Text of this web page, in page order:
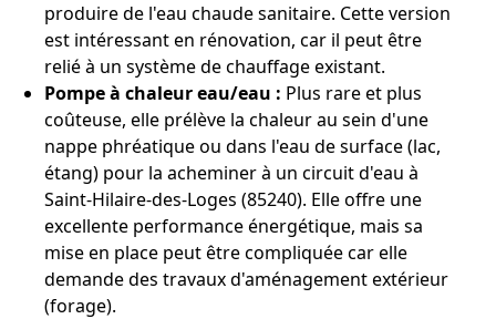
produire de l'eau chaude sanitaire. Cette version
est intéressant en rénovation, car il peut être
relié à un système de chauffage existant.
Pompe à chaleur eau/eau : Plus rare et plus
coûteuse, elle prélève la chaleur au sein d'une
nappe phréatique ou dans l'eau de surface (lac,
étang) pour la acheminer à un circuit d'eau à
Saint-Hilaire-des-Loges (85240). Elle offre une
excellente performance énergétique, mais sa
mise en place peut être compliquée car elle
demande des travaux d'aménagement extérieur
(forage).